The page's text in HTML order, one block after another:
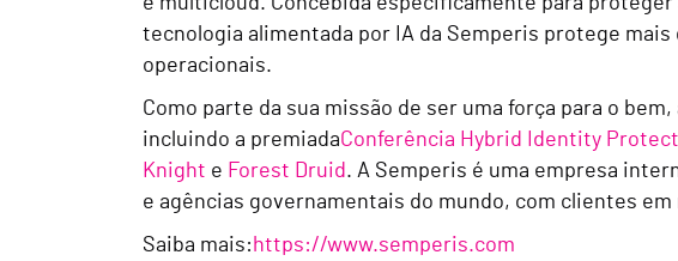
tecnologia alimentada por IA da Semperis protege
operacionais.
Como parte da sua missão de ser uma força para o
incluindo a premiadaConferência Hybrid Identity
Knight e Forest Druid. A Semperis é uma empresa
e agências governamentais do mundo, com clientes em
Saiba mais: https://www.semperis.com